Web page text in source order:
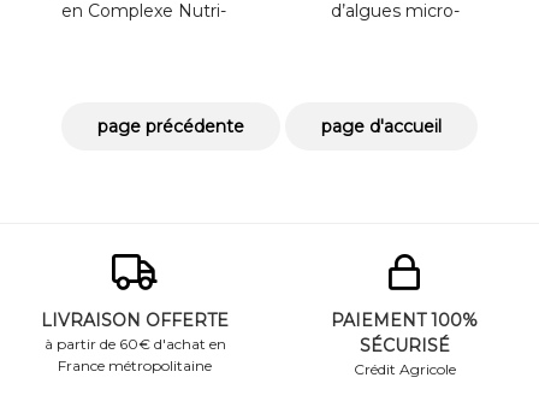
en Complexe Nutri-
d’algues micro-
LIVRAISON OFFERTE
à partir de 60€ d'achat en
France métropolitaine
PAIEMENT 100%
SÉCURISÉ
Crédit Agricole